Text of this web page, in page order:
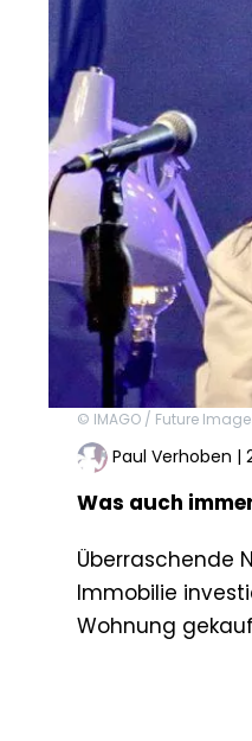
© IMAGO / Future Image
Paul Verhoben |
Was auch
Überraschende
Immobilie
Wohnung